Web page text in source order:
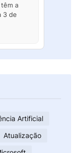
a
3 de
Artificial
Atualização